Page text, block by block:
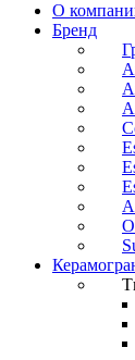
О
Бренд